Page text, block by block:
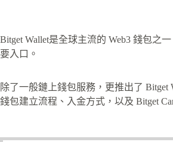
Bitget Wallet是全球主流的 Web3 錢包之
要入口。
除了一般鏈上錢包服務，更推出了 Bitget
錢包建立流程、入金方式，以及 Bitget